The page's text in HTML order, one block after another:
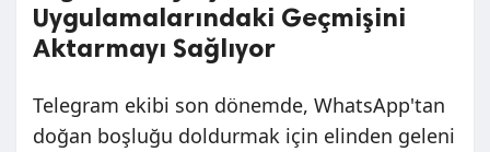
Uygulamalarındaki Geçmişini
Aktarmayı Sağlıyor
Telegram ekibi son dönemde, WhatsApp'tan
doğan boşluğu doldurmak için elinden geleni